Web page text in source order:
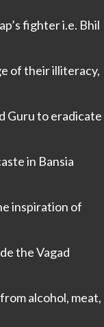
fighter i.e. Bhil
of their illiteracy,
Guru to eradicate
in Bansia
inspiration of
the Vagad
alcohol, meat,